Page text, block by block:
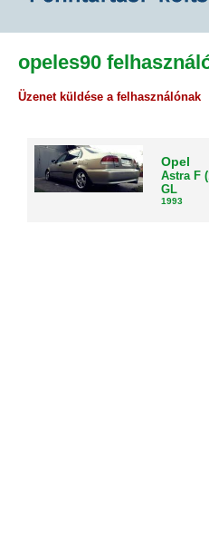
opeles90
Üzenet küldése a felhasználónak
Opel
Astra F
GL
1993